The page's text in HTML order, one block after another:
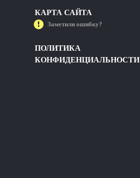
КАРТА САЙТА
Заметили ошибку?
ПОЛИТИКА
КОНФИДЕНЦИАЛЬНОСТИ